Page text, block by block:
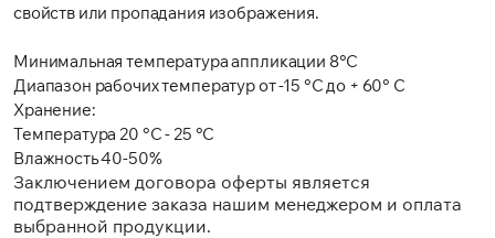
свойств или пропадания изображения.
Минимальная температура аппликации 8°C
Диапазон рабочих температур от -15 °C до + 60° C
Хранение:
Температура 20 °C - 25 °C
Влажность 40-50%
Заключением договора оферты является
подтверждение заказа нашим менеджером и оплата
выбранной продукции.